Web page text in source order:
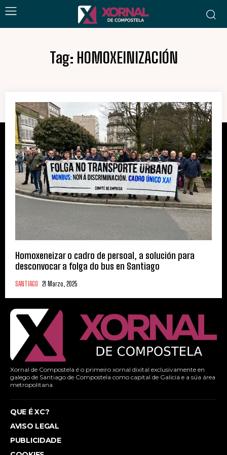
Tag: HOMOXEINIZACIÓN
Homoxeneizar o cadro de persoal, a solución para
desconvocar a folga do bus en Santiago
SANTIAGO 21 Marzo, 2025
Xornal de Compostela é o primeiro xornal dixital exclusivamente en
galego de Santiago de Compostela como capital de Galicia e a súa área
metropolitana
QUE É XC?
AVISO LEGAL
PUBLICIDADE